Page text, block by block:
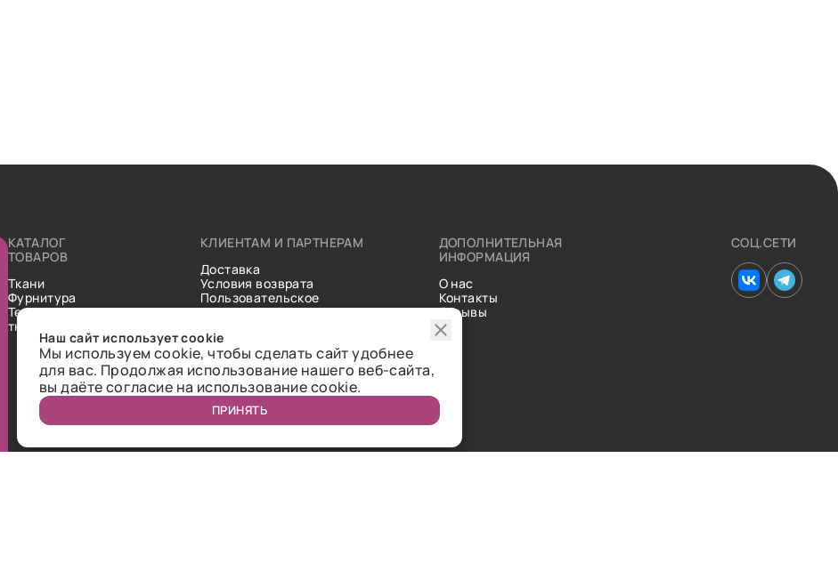
КАТАЛОГ
ТОВАРОВ
Ткани
Фурнитура
Технические
ткани
КЛИЕНТАМ И ПАРТНЕРАМ
Доставка
Условия возврата
Пользовательское
соглашение
Статьи
ДОПОЛНИТЕЛЬНАЯ
ИНФОРМАЦИЯ
О нас
Контакты
Отзывы
СОЦ.СЕТИ
Наш сайт использует cookie
Мы используем cookie, чтобы сделать сайт удобнее
для вас. Продолжая использование нашего веб-сайта,
вы даёте согласие на использование cookie.
ПРИНЯТЬ